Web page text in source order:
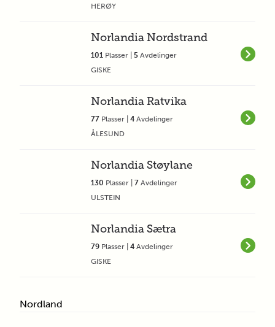
HERØY
Norlandia Nordstrand
101 Plasser | 5 Avdelinger
GISKE
Norlandia Ratvika
77 Plasser | 4 Avdelinger
ÅLESUND
Norlandia Støylane
130 Plasser | 7 Avdelinger
ULSTEIN
Norlandia Sætra
79 Plasser | 4 Avdelinger
GISKE
Nordland